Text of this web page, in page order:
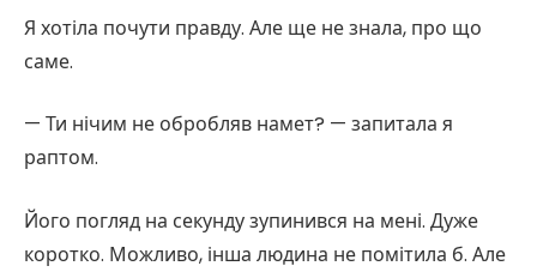
Я хотіла почути правду. Але ще не знала, про що
саме.
— Ти нічим не обробляв намет? — запитала я
раптом.
Його погляд на секунду зупинився на мені. Дуже
коротко. Можливо, інша людина не помітила б. Але